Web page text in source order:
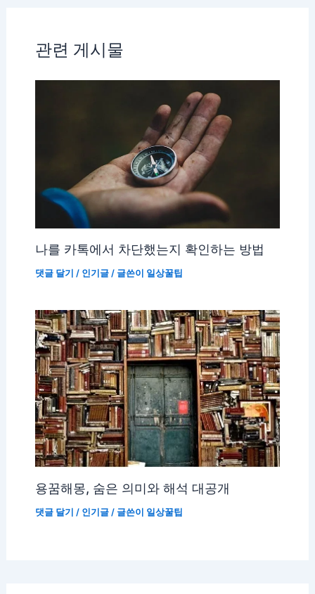
관련 게시물
나를 카톡에서 차단했는지 확인하는 방법
댓글 달기 / 인기글/ 글쓴이 일상꿀팁
용꿈해몽, 숨은 의미와 해석 대공개
댓글 달기 / 인기글/ 글쓴이 일상꿀팁